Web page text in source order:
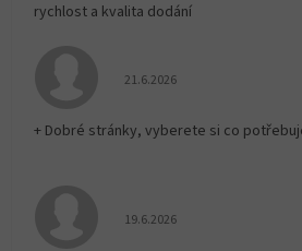
rychlost a kvalita dodání
Hodnocení obchodu je 5 z 5
21.6.2026
+ Dobré stránky, vyberete si co
Hodnocení obchodu je 5 z 5
19.6.2026